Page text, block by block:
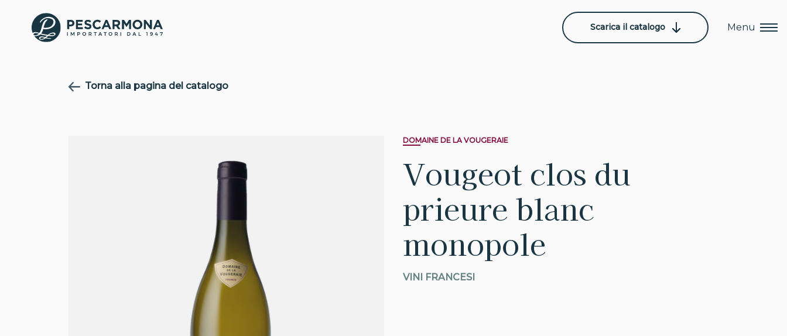
Scarica il catalogo Menu
Torna alla pagina del catalogo
DOMAINE DE LA VOUGERAIE
Vougeot clos du
prieure blanc
monopole
VINI FRANCESI